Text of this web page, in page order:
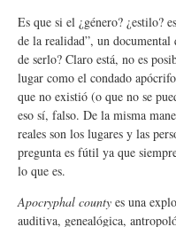
Es que si el ¿género? ¿estilo?
de la realidad”, un
de serlo? Claro está, no es
lugar como el condado
que no existió (o que no se
eso sí, falso. De la misma
reales son los lugares y las
pregunta es fútil ya que
lo que es.
Apocryphal county es una
auditiva, genealógica,